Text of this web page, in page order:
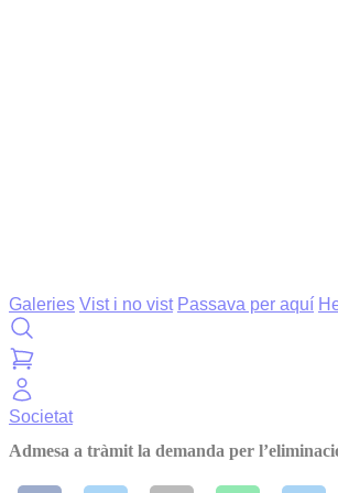
Galeries Vist i no vist Passava per aquí
Societat
Admesa a tràmit la demanda per